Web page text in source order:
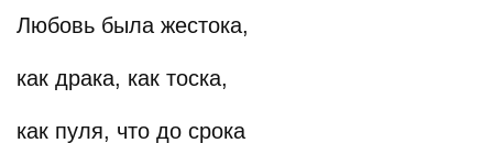
Любовь была жестока,
как драка, как тоска,
как пуля, что до срока